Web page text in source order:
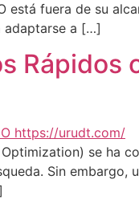
está fuera de su
adaptarse a […]
Rápidos
se ha
Sin embargo,